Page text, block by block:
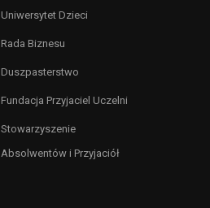
Uniwersytet Dzieci
Rada Biznesu
Duszpasterstwo
Fundacja Przyjaciel Uczelni
Stowarzyszenie
Absolwentów i Przyjaciół